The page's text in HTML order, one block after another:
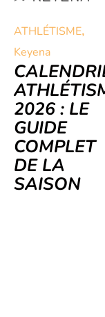
ATHLÉTISME,
Keyena
2026 : LE
GUIDE
COMPLET
DE LA
SAISON